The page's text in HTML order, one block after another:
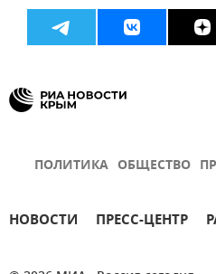
ПОЛИТИКА ОБЩЕСТВО
НОВОСТИ ПРЕСС-ЦЕНТР